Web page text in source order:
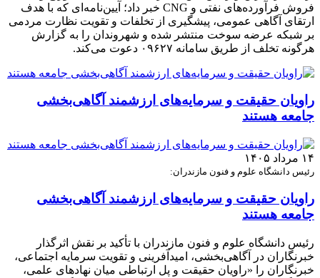
فروش فرآورده‌های نفتی و CNG خبر داد؛ آیین‌نامه‌ای که با هدف
ارتقای آگاهی عمومی، پیشگیری از تخلفات و تقویت نظارت مردمی
بر شبکه عرضه سوخت منتشر شده و شهروندان را به گزارش
هرگونه تخلف از طریق سامانه ۰۹۶۲۷ دعوت می‌کند.
راویان حقیقت و سرمایه‌های ارزشمند آگاهی‌بخشی
جامعه هستند
۱۴ مرداد ۱۴۰۵
رئیس دانشگاه علوم و فنون مازندران:
راویان حقیقت و سرمایه‌های ارزشمند آگاهی‌بخشی
جامعه هستند
رئیس دانشگاه علوم و فنون مازندران با تأکید بر نقش اثرگذار
خبرنگاران در آگاهی‌بخشی، امیدآفرینی و تقویت سرمایه اجتماعی،
خبرنگاران را «راویان حقیقت و پل ارتباطی میان نهادهای علمی،